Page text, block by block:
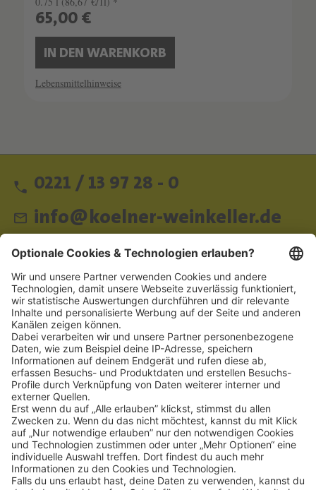
65,00 €
IN DEN WARENKORB
Lebensmittelhinweise
0221 / 13 97 28 - 0
info@koelner-weinkeller.de
Schnellzugriff
ZAHLUNGSMETHODEN
SOCIAL
NEWSLETTER
BESUCHEN SIE UNS
Alle Preise inkl. gesetzl. Mehrwertsteuer zzgl. Versandkosten und ggf.